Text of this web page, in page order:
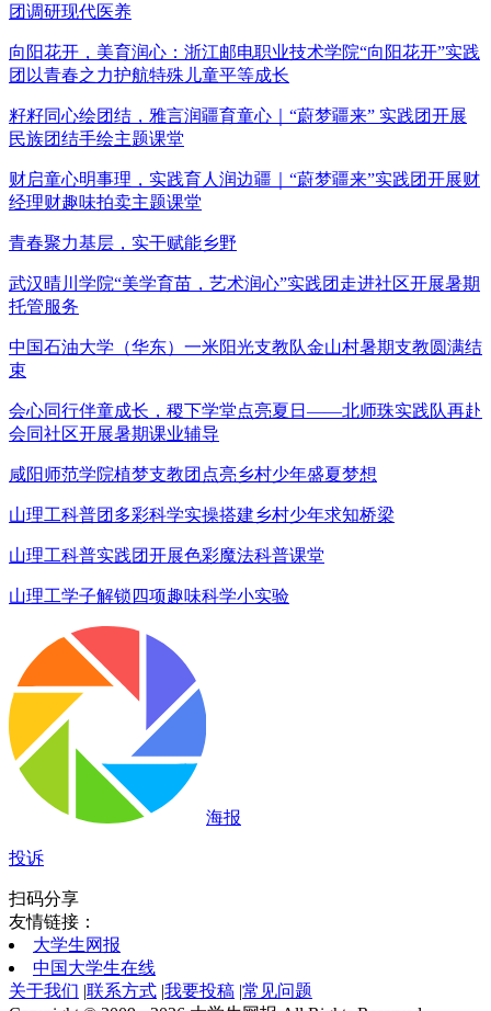
团调研现代医养
向阳花开，美育润心：浙江邮电职业技术学院“向阳花开”实践
团以青春之力护航特殊儿童平等成长
籽籽同心绘团结，雅言润疆育童心｜“蔚梦疆来” 实践团开展
民族团结手绘主题课堂
财启童心明事理，实践育人润边疆｜“蔚梦疆来”实践团开展财
经理财趣味拍卖主题课堂
青春聚力基层，实干赋能乡野
武汉晴川学院“美学育苗，艺术润心”实践团走进社区开展暑期
托管服务
中国石油大学（华东）一米阳光支教队金山村暑期支教圆满结
束
会心同行伴童成长，稷下学堂点亮夏日——北师珠实践队再赴
会同社区开展暑期课业辅导
咸阳师范学院植梦支教团点亮乡村少年盛夏梦想
山理工科普团多彩科学实操搭建乡村少年求知桥梁
山理工科普实践团开展色彩魔法科普课堂
山理工学子解锁四项趣味科学小实验
海报
投诉
扫码分享
友情链接：
大学生网报
中国大学生在线
关于我们 |联系方式 |我要投稿 |常见问题